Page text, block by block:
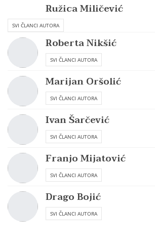
Ružica Miličević
SVI ČLANCI AUTORA
Roberta Nikšić
SVI ČLANCI AUTORA
Marijan Oršolić
SVI ČLANCI AUTORA
Ivan Šarčević
SVI ČLANCI AUTORA
Franjo Mijatović
SVI ČLANCI AUTORA
Drago Bojić
SVI ČLANCI AUTORA